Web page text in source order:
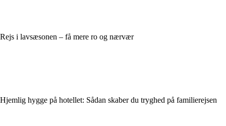
Rejs i lavsæsonen – få mere ro og nærvær
Hjemlig hygge på hotellet: Sådan skaber du tryghed på familierejsen